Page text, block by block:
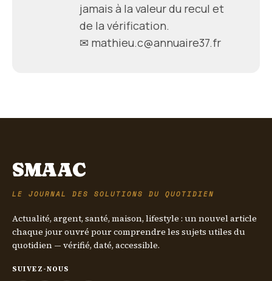
jamais à la valeur du recul et
de la vérification.
✉ mathieu.c@annuaire37.fr
SMAAC
LE JOURNAL DES SOLUTIONS DU QUOTIDIEN
Actualité, argent, santé, maison, lifestyle : un nouvel article
chaque jour ouvré pour comprendre les sujets utiles du
quotidien — vérifié, daté, accessible.
SUIVEZ-NOUS